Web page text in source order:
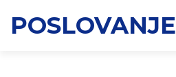
POSLOVANJE